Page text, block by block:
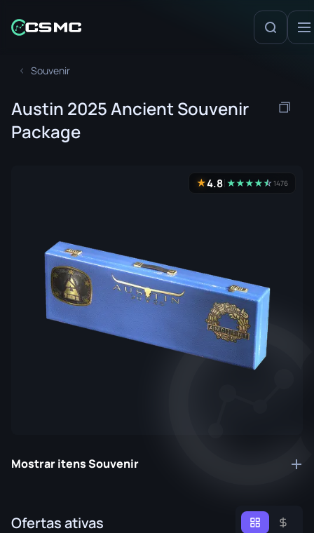
Souvenir
Austin 2025 Ancient Souvenir
Package
★4.8 ★★★★★
☆ 1476
Mostrar itens Souvenir
Ofertas ativas